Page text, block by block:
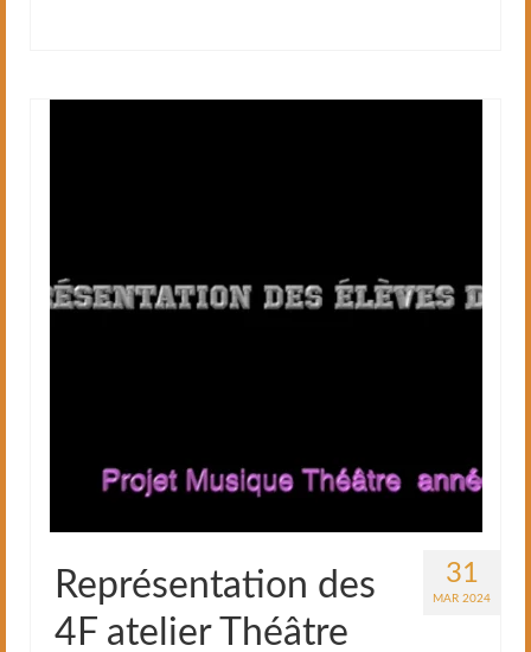
31
MAR 2024
Représentation des
4F atelier Théâtre